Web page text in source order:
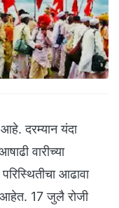
दरम्यान यंदा
वारीच्या
आढावा
आहेत. 17 जुलै रोजी